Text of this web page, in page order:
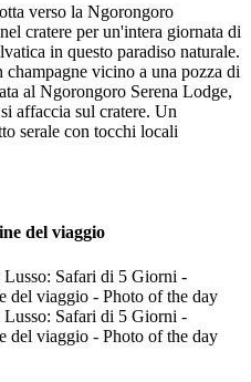
verso la Ngorongoro
cratere per un'intera giornata di
in questo paradiso naturale.
vicino a una pozza di
al Ngorongoro Serena Lodge,
affaccia sul cratere. Un
serale con tocchi locali
del viaggio